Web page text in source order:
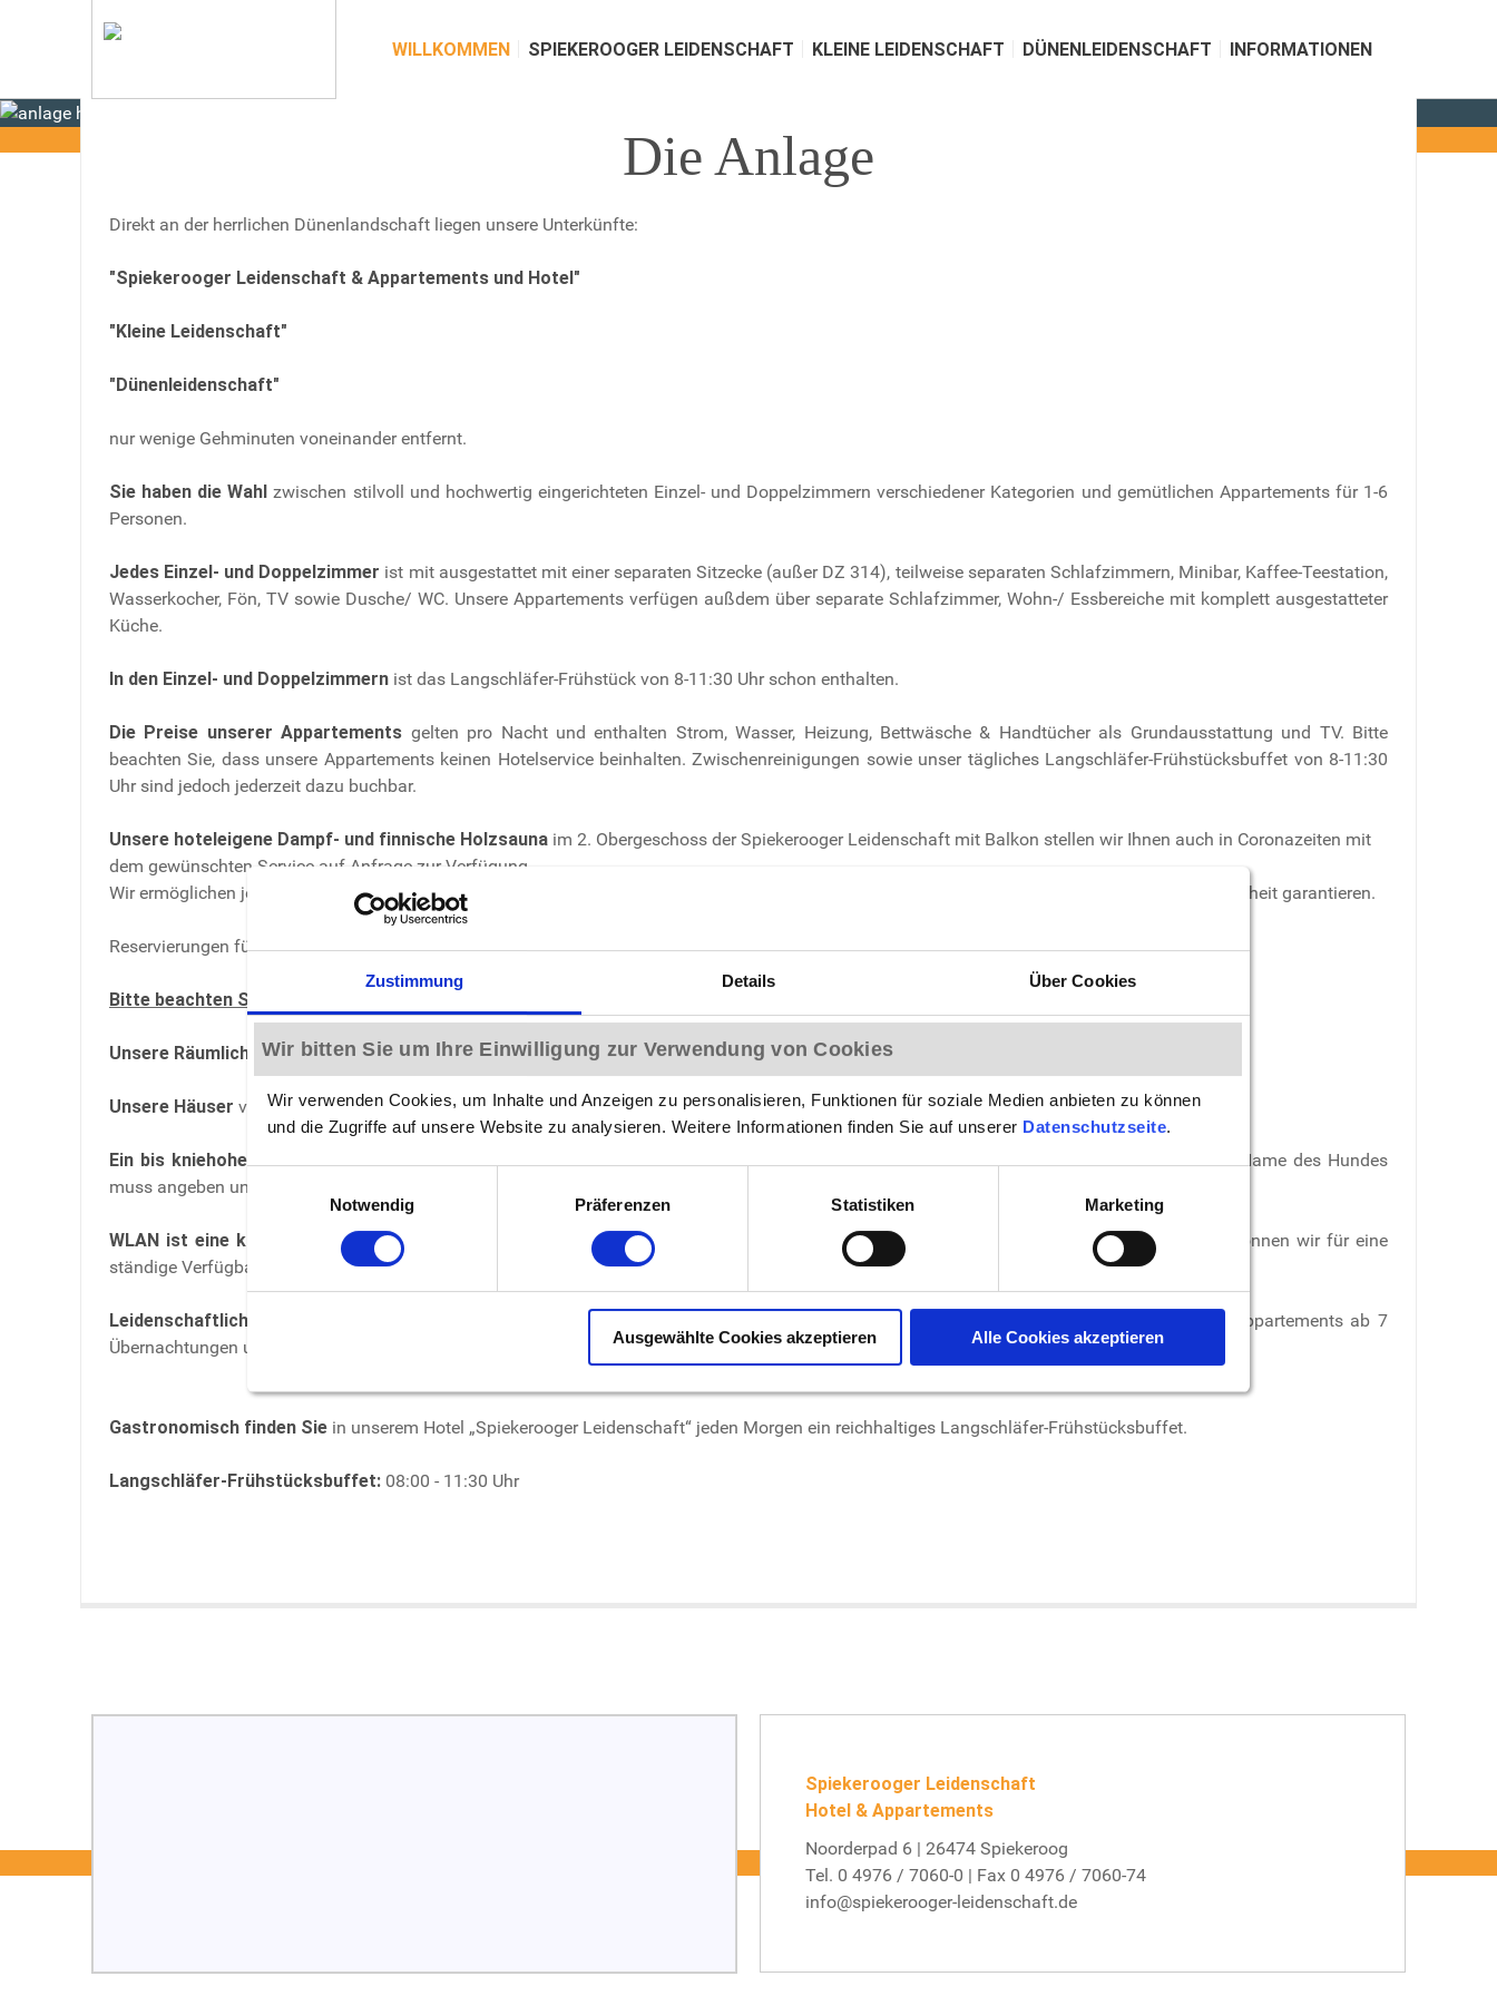
Zustimmung Details Über Cookies
Wir bitten Sie um Ihre Einwilligung zur Verwendung von Cookies
Wir verwenden Cookies, um Inhalte und Anzeigen zu personalisieren, Funktionen für soziale Medien anbieten zu können
und die Zugriffe auf unsere Website zu analysieren. Weitere Informationen finden Sie auf unserer Datenschutzseite.
Notwendig
Präferenzen Statistiken Marketing
Ausgewählte Cookies akzeptieren Alle Cookies akzeptieren
WILLKOMMEN SPIEKEROOGER LEIDENSCHAFT KLEINE LEIDENSCHAFT DÜNENLEIDENSCHAFT INFORMATIONEN
Die Anlage
Direkt an der herrlichen Dünenlandschaft liegen unsere Unterkünfte:
"Spiekerooger Leidenschaft & Appartements und Hotel"
"Kleine Leidenschaft"
"Dünenleidenschaft"
nur wenige Gehminuten voneinander entfernt.
Sie haben die Wahl zwischen stilvoll und hochwertig eingerichteten Einzel- und Doppelzimmern verschiedener Kategorien und gemütlichen Appartements für 1-6
Personen.
Jedes Einzel- und Doppelzimmer ist mit ausgestattet mit einer separaten Sitzecke (außer DZ 314), teilweise separaten Schlafzimmern, Minibar, Kaffee-Teestation,
Wasserkocher, Fön, TV sowie Dusche/ WC. Unsere Appartements verfügen außdem über separate Schlafzimmer, Wohn-/ Essbereiche mit komplett ausgestatteter
Küche.
In den Einzel- und Doppelzimmern ist das Langschläfer-Frühstück von 8-11:30 Uhr schon enthalten.
Die Preise unserer Appartements gelten pro Nacht und enthalten Strom, Wasser, Heizung, Bettwäsche & Handtücher als Grundausstattung und TV. Bitte
beachten Sie, dass unsere Appartements keinen Hotelservice beinhalten. Zwischenreinigungen sowie unser tägliches Langschläfer-Frühstücksbuffet von 8-11:30
Uhr sind jedoch jederzeit dazu buchbar.
Unsere hoteleigene Dampf- und finnische Holzsauna im 2. Obergeschoss der Spiekerooger Leidenschaft mit Balkon stellen wir Ihnen auch in Coronazeiten mit
dem gewünschten Service auf Anfrage zur Verfügung.
Wir ermöglichen jetzt weniger Gästen den Zutritt. Auf diese Weise können wir alle Hygienemaßnahmen ordnungsgemäß umsetzen und Ihre Sicherheit garantieren.
Reservierungen für Ihren Saunabesuch sind daher erforderlich.
Bitte beachten Sie:
Unsere Räumlichkeiten sind rauchfreiund verfügen jeweils über einen großzügigen Balkon, französischen Balkon oder eine eigene Terrasse.
Unsere Häuser verfügen überkeinenFahrstuhl. Hilfe beim Gepäckist nicht täglichvorhanden!
Ein bis kniehoher, hotelerfahrener( !!!) Hund
pro Unterkunft ist in einigen, wenigen unserer Unterkünfte "Herzlich Willkommen". Rasse und Name des Hundes
muss angeben und vom Hotel schriftlich bestätigt werden. Der Preis für Ihren Hund beträgt 20,00 € pro Übernachtung.
WLAN ist eine kostenlose Zusatzleistung unseres Hauses.
Auf der Insel kann es zu Schwankungen in diesem Bereich kommen, daher können wir für eine
ständige Verfügbarkeit nicht garantieren!
Leidenschaftliche Urlaubstage
während der Ferien und über Feiertage sind in unseren Einzel- und Doppelzimmern ab 4 und in unseren Appartements ab 7
Übernachtungen und Silvester in allen Unterkünften ab 5 Übernachtungen möglich.
Gastronomisch finden Sie in unserem Hotel „Spiekerooger Leidenschaft“ jeden Morgen ein reichhaltiges Langschläfer-Frühstücksbuffet.
Langschläfer-Frühstücksbuffet: 08:00 - 11:30 Uhr
Spiekerooger Leidenschaft
Hotel & Appartements
Noorderpad 6 | 26474 Spiekeroog
Tel. 0 4976 / 7060-0 | Fax 0 4976 / 7060-74
info@spiekerooger-leidenschaft.de